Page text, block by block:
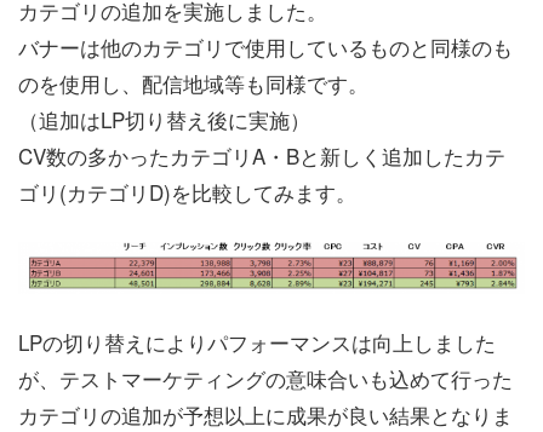
カテゴリの追加を実施しました。
バナーは他のカテゴリで使用しているものと同様のも
のを使用し、配信地域等も同様です。
（追加はLP切り替え後に実施）
CV数の多かったカテゴリA・Bと新しく追加したカテ
ゴリ(カテゴリD)を比較してみます。
LPの切り替えによりパフォーマンスは向上しました
が、テストマーケティングの意味合いも込めて行った
カテゴリの追加が予想以上に成果が良い結果となりま